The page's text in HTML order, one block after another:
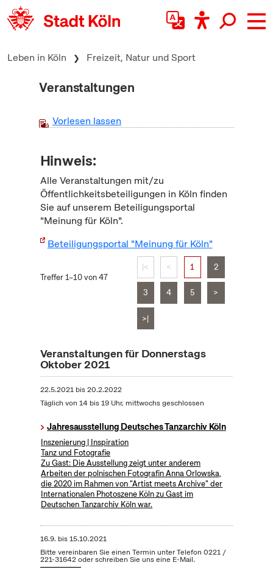
zum Inhalt springen
Leben in Köln Freizeit, Natur und Sport
Veranstaltungen
Vorlesen lassen
Hinweis:
Alle Veranstaltungen mit/zu
Öffentlichkeitsbeteiligungen in Köln finden
Sie auf unserem Beteiligungsportal
"Meinung für Köln".
Beteiligungsportal "Meinung für Köln"
Treffer 1–10 von 47
|< < 1 2
3 4 5 >
>|
Veranstaltungen für Donnerstags
Oktober 2021
22.5.2021bis20.2.2022
Täglich von 14 bis 19 Uhr, mittwochs geschlossen
Jahresausstellung Deutsches Tanzarchiv Köln
Inszenierung | Inspiration
Tanz und Fotografie
Zu Gast: Die Ausstellung zeigt unter anderem
Arbeiten der polnischen Fotografin Anna Orlowska,
die 2020 im Rahmen von "Artist meets Archive" der
Internationalen Photoszene Köln zu Gast im
Deutschen Tanzarchiv Köln war.
16.9. bis15.10.2021
Bitte vereinbaren Sie einen Termin unter Telefon 0221 /
221-31642 oder schreiben Sie uns eine E-Mail.